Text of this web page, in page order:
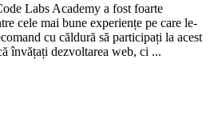
Labs Academy a fost foarte
cele mai bune experiențe pe care le-
cu căldură să participați la acest
învățați dezvoltarea web, ci ...